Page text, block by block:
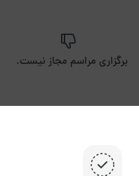
برگزاری مراسم مجاز نیست.